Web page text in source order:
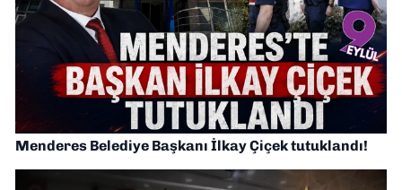
Menderes Belediye Başkanı İlkay Çiçek tutuklandı!